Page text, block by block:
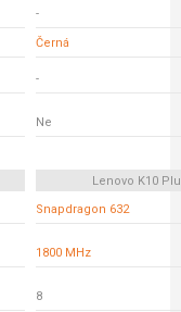
-
Černá
-
Ne
Lenovo K10
Snapdragon 632
1800 MHz
8